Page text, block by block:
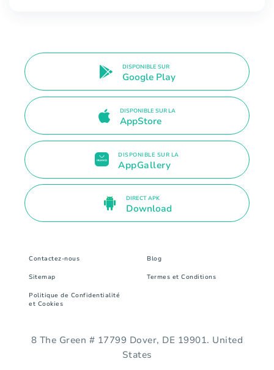
DISPONIBLE SUR
Google Play
DISPONIBLE SUR LA
AppStore
DISPONIBLE SUR LA
AppGallery
DIRECT APK
Download
Contactez-nous Blog
Sitemap Termes et Conditions
Politique de Confidentialité
et Cookies
8 The Green # 17799 Dover, DE 19901. United
States